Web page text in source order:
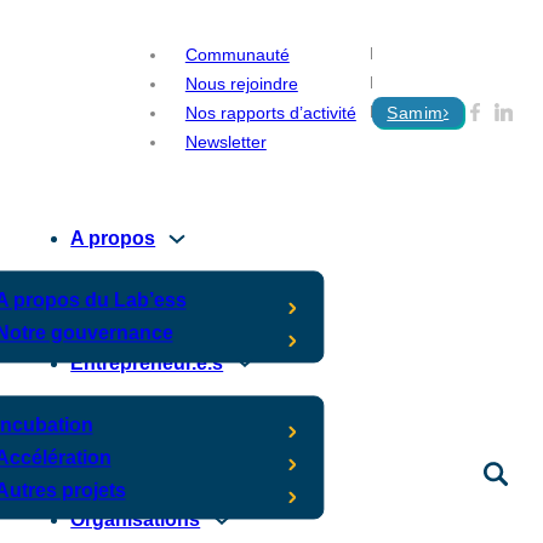
Communauté
Nous rejoindre
Nos rapports d’activité
Newsletter
Samim
A propos
propos du Lab’ess
Notre gouvernance
Entrepreneur.e.s
Incubation
projets
Organisations